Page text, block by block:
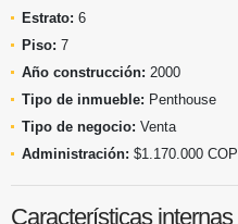
Estrato: 6
Piso: 7
Año construcción: 2000
Tipo de inmueble: Penthouse
Tipo de negocio: Venta
Administración: $1.170.000 COP
Características internas